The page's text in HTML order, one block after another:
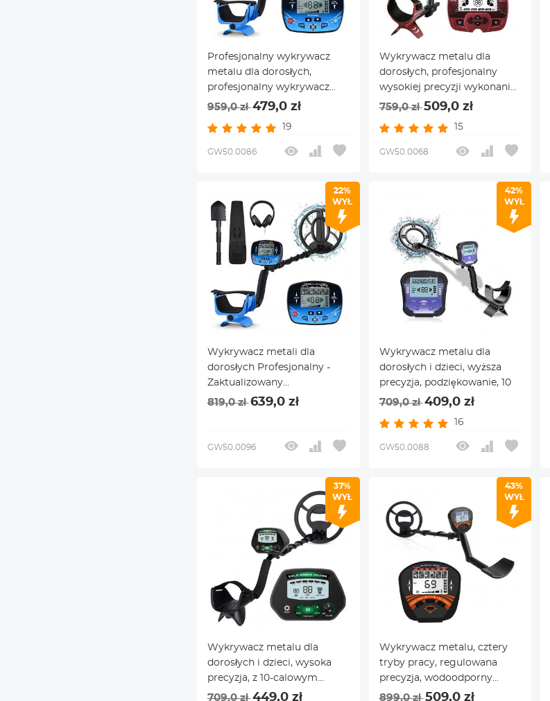
Profesjonalny wykrywacz
metalu dla dorosłych,
profesjonalny wykrywacz
poszukujący złota skarbów,
detekcyjna IP68, wysoka
precyzja
959,0 zł479,0 zł
19
GW50.0086
Wykrywacz metalu dla
dorosłych, profesjonalny
wysokiej precyzji wykonania
IP68, wykrywacz metalu z
calowym panelem
759,0 zł509,0 zł
15
GW50.0068
22%
WYŁ
Wykrywacz metali dla
dorosłych Profesjonalny -
Zaktualizowany
profesjonalny wykrywacz
wyszukiwania 5 trybów
wysoka dokładność, ze
819,0 zł639,0 zł
GW50.0096
42%
WYŁ
Wykrywacz metalu dla
dorosłych i dzieci, wyższa
precyzja, podziękowanie, 10
709,0 zł409,0 zł
16
GW50.0088
37%
WYŁ
Wykrywacz metalu dla
dorosłych i dzieci, wysoka
precyzja, z 10-calowym
dyskiem detekcyjnym, z
709,0 zł449,0 zł
43%
WYŁ
Wykrywacz metalu, cztery
tryby pracy, regulowana
precyzja, wodoodporny
panel wykrywający 10 cali
899,0 zł509,0 zł